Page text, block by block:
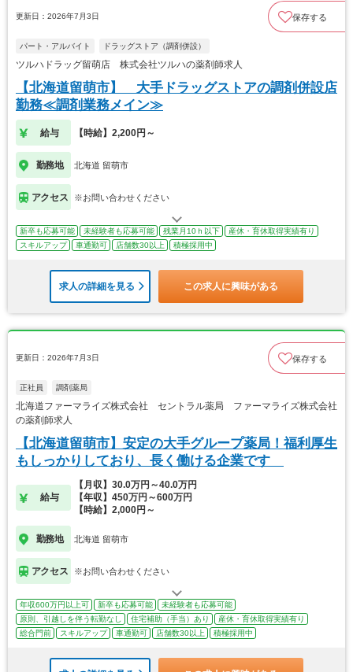
更新日：2026年7月3日 保存する
パート・アルバイト ドラッグストア（調剤併設）
ツルハドラッグ留萌店 株式会社ツルハの薬剤師求人
【北海道留萌市】 大手ドラッグストアの調剤併設店
勤務≪調剤業務メイン≫
給与 【時給】2,200円～
勤務地 北海道 留萌市
アクセス ※お問い合わせください
新卒も応募可能 未経験者も応募可能 残業月10ｈ以下
産休・育休取得実績有り
スキルアップ
車通勤可 店舗数30以上 積極採用中
求人の詳細を見る この求人に興味がある
更新日：2026年7月3日 保存する
正社員 調剤薬局
北海道ファーマライズ株式会社 セントラル薬局 ファーマライズ株式会社
の薬剤師求人
【北海道留萌市】安定の大手グループ薬局！福利厚生
もしっかりしており、長く働ける企業です
給与
【月収】30.0万円～40.0万円
【年収】450万円～600万円
【時給】2,000円～
勤務地 北海道 留萌市
アクセス ※お問い合わせください
年収600万円以上可 新卒も応募可能
未経験者も応募可能
原則、引越しを伴う転勤なし
住宅補助（手当）あり
産休・育休取得実績有り
総合門前
スキルアップ 車通勤可 店舗数30以上 積極採用中